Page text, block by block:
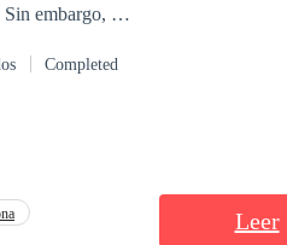
embargo, al
lo que
para
Completed
Leer